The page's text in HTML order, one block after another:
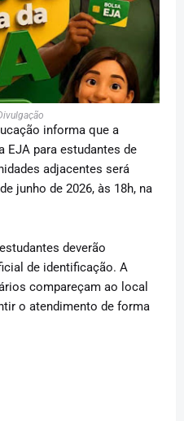
informa que a
EJA para estudantes de
adjacentes será
junho de 2026, às 18h, na
deverão
de identificação. A
compareçam ao local
o atendimento de forma